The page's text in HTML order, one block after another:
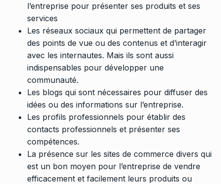
l’entreprise pour présenter ses produits et ses
services
Les réseaux sociaux qui permettent de partager
des points de vue ou des contenus et d’interagir
avec les internautes. Mais ils sont aussi
indispensables pour développer une
communauté.
Les blogs qui sont nécessaires pour diffuser des
idées ou des informations sur l’entreprise.
Les profils professionnels pour établir des
contacts professionnels et présenter ses
compétences.
La présence sur les sites de commerce divers qui
est un bon moyen pour l’entreprise de vendre
efficacement et facilement leurs produits ou